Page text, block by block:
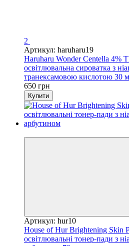
2
Артикул: haruharu19
Haruharu Wonder Centella 4%
освітлювальна сироватка з
транексамовою кислотою 30
650 грн
Купити
Артикул: hur10
House of Hur Brightening Skin
освітлювальні тонер-пади з